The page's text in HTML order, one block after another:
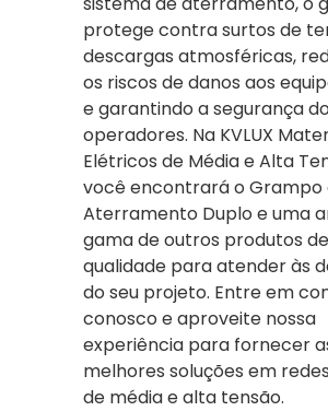
protege contra surtos de
descargas atmosféricas,
os riscos de danos aos
e garantindo a segurança
operadores. Na KVLUX
Elétricos de Média e Alta
você encontrará o Grampo
Aterramento Duplo e uma
gama de outros produtos de
qualidade para atender às
do seu projeto. Entre em
conosco e aproveite nossa
experiência para fornecer
melhores soluções em
de média e alta tensão.